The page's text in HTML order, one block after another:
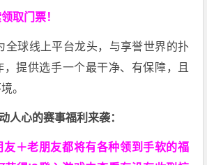
取门票！
全球线上平台龙头，与享誉世界的扑
，提供选手一个最干净、有保障，且
。
人心的赛事福利来袭：
友＋老朋友都将有各种领到手软的福